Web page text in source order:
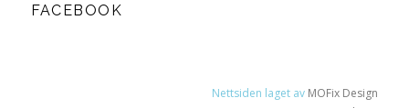
FACEBOOK
Nettsiden laget av MOFix Design